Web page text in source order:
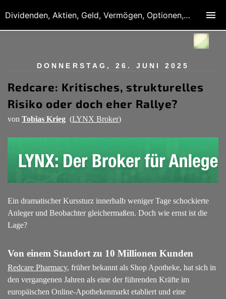
DONNERSTAG, 26. JUNI 2025
Redcare: Kritisches, strukturelles
Risiko oder doch eher Rallye?
von Tobias Krieg (LYNX Broker)
Ein dramatischer Kurssturz innerhalb weniger Tage schockierte
Anleger und Beobachter gleichermaßen. Doch wie ernst ist die
Lage?
Von einem Standort zu 10 Millionen Kunden
Redcare Pharmacy, früher bekannt als Shop Apotheke, hat sich in
den vergangenen Jahren als eine der führenden Kräfte im
europäischen Online-Apothekenmarkt etabliert und eine
Dividenden, Aktien, Geld, Vermögen, Optionen, Derivate